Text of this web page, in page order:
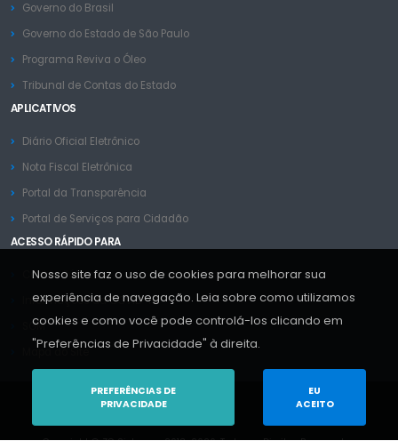
Governo do Brasil
Governo do Estado de São Paulo
Programa Reviva o Óleo
Tribunal de Contas do Estado
APLICATIVOS
Diário Oficial Eletrônico
Nota Fiscal Eletrônica
Portal da Transparência
Portal de Serviços para Cidadão
ACESSO RÁPIDO PARA
Contas Públicas
Informações da COVID-19
SGM
Mapa do Site
Nosso site faz o uso de cookies para melhorar sua
experiência de navegação. Leia sobre como utilizamos
cookies e como você pode controlá-los clicando em
"Preferências de Privacidade" à direita.
PREFERÊNCIAS DE
PRIVACIDADE
EU
ACEITO